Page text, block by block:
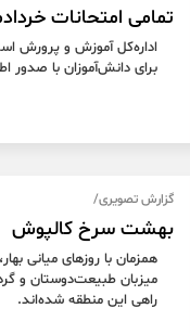
تمامی امتحانات
اداره‌کل آموزش و پرورش
برای دانش‌آموزان با صدور
گزارش تصویری/
بهشت سرخ کالپوش
همزمان با روزهای میانی
میزبان طبیعت‌دوستان و
راهی این منطقه شده‌اند.